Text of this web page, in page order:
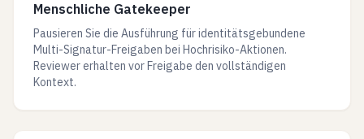
Menschliche Gatekeeper
Pausieren Sie die Ausführung für identitätsgebundene
Multi-Signatur-Freigaben bei Hochrisiko-Aktionen.
Reviewer erhalten vor Freigabe den vollständigen
Kontext.